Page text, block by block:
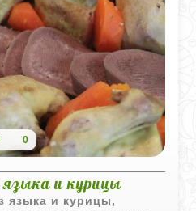
0
языка и курицы
языка и курицы,